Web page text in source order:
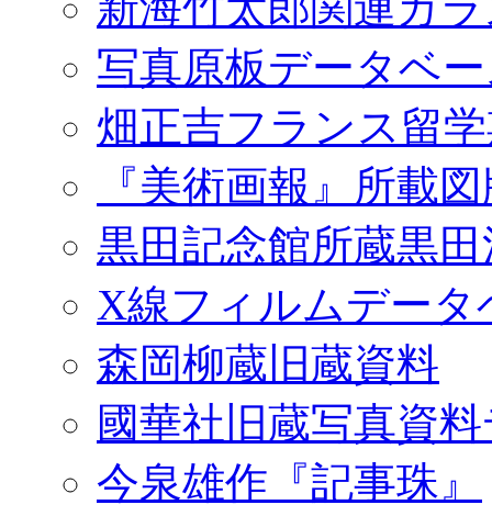
写真原板データベ
畑正吉フランス留
『美術画報』所載
黒田記念館所蔵黒
X線フィルムデータ
森岡柳蔵旧蔵資料
國華社旧蔵写真資
今泉雄作『記事珠』